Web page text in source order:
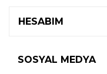
HESABIM
SOSYAL MEDYA